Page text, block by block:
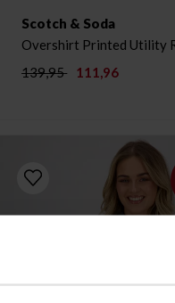
Scotch & Soda
Overshirt Printed Utility
139,95
111,96